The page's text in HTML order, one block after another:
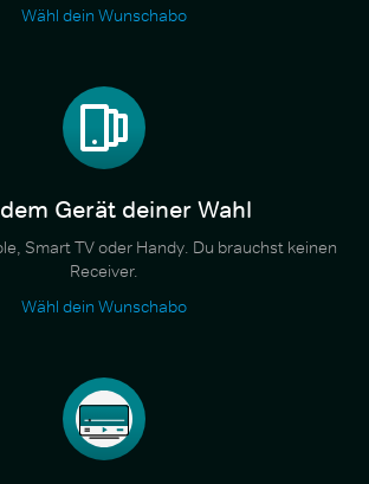
Wähl dein Wunschabo
Gerät deiner Wahl
Smart TV oder Handy. Du brauchst keinen
Receiver.
Wähl dein Wunschabo